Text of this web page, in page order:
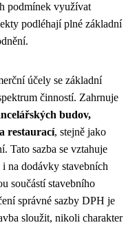
podmínek využívat
podléhají plné základní
účely se základní
činností. Zahrnuje
budov,
restaurací, stejně jako
Tato sazba se vztahuje
i na dodávky stavebních
součástí stavebního
správné sazby DPH je
sloužit, nikoli charakter